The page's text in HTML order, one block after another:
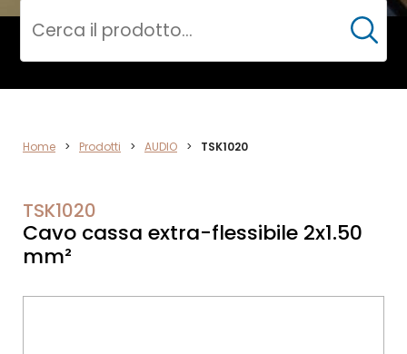
AUDIO
Cerca
Home > Prodotti > AUDIO > TSK1020
TSK1020
Cavo cassa extra-flessibile 2x1.50
mm²